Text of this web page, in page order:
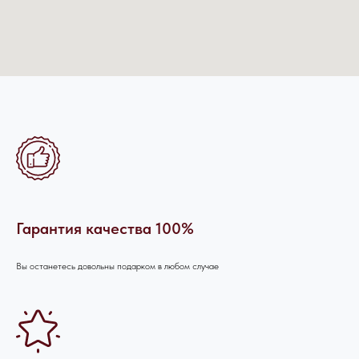
Гарантия качества 100%
Вы останетесь довольны подарком в любом случае